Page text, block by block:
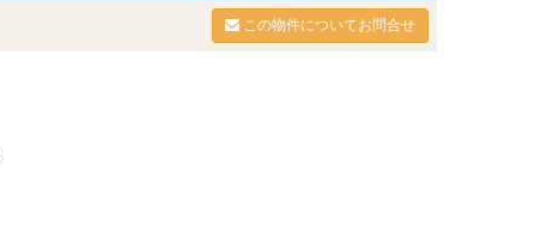
この物件についてお問合せ